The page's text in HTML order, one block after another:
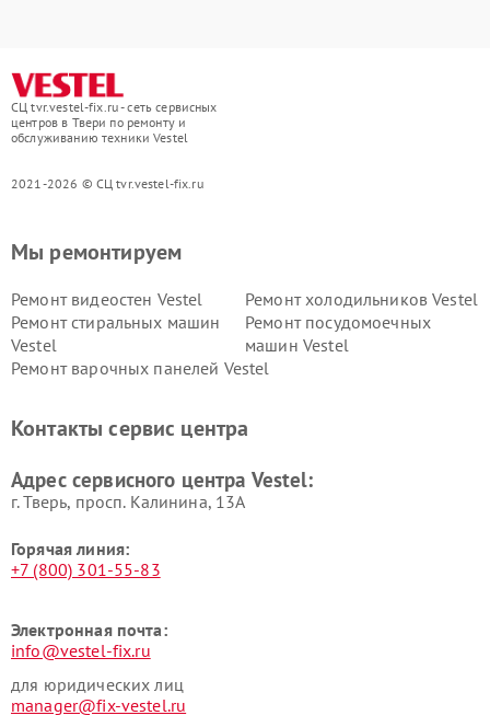
СЦ tvr.vestel-fix.ru - сеть сервисных
центров в Твери по ремонту и
обслуживанию техники Vestel
2021-2026 © СЦ tvr.vestel-fix.ru
Мы ремонтируем
Ремонт видеостен Vestel
Ремонт холодильников Vestel
Ремонт стиральных машин
Vestel
Ремонт посудомоечных
машин Vestel
Ремонт варочных панелей Vestel
Контакты сервис центра
Адрес сервисного центра Vestel:
г. Тверь, просп. Калинина, 13А
Горячая линия:
+7 (800) 301-55-83
Электронная почта:
info@vestel-fix.ru
для юридических лиц
manager@fix-vestel.ru